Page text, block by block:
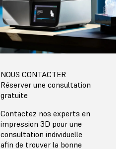
NOUS CONTACTER
Réserver une consultation
gratuite
Contactez nos experts en
impression 3D pour une
consultation individuelle
afin de trouver la bonne